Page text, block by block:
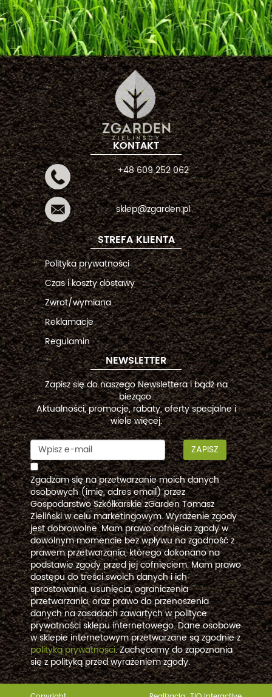
KONTAKT
+48 609 252 062
sklep@zgarden.pl
STREFA KLIENTA
Polityka prywatności
Czas i koszty dostawy
Zwrot/wymiana
Reklamacje
Regulamin
NEWSLETTER
Zapisz się do naszego Newslettera i bądź na
bieżąco.
Aktualności, promocje, rabaty, oferty specjalne i
wiele więcej.
ZAPISZ
Zgadzam się na przetwarzanie moich danych
osobowych (imię, adres email) przez
Gospodarstwo Szkółkarskie zGarden Tomasz
Zieliński w celu marketingowym. Wyrażenie zgody
jest dobrowolne. Mam prawo cofnięcia zgody w
dowolnym momencie bez wpływu na zgodność z
prawem przetwarzania, którego dokonano na
podstawie zgody przed jej cofnięciem. Mam prawo
dostępu do treści swoich danych i ich
sprostowania, usunięcia, ograniczenia
przetwarzania, oraz prawo do przenoszenia
danych na zasadach zawartych w polityce
prywatności sklepu internetowego. Dane osobowe
w sklepie internetowym przetwarzane są zgodnie z
polityką prywatności. Zachęcamy do zapoznania
się z polityką przed wyrażeniem zgody.